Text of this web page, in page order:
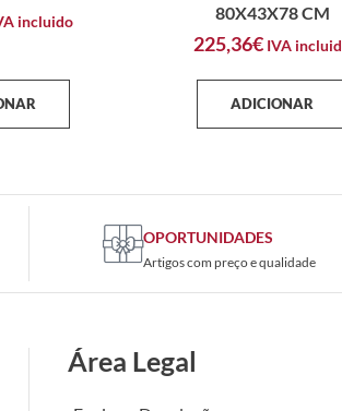
incluido
80X43X78 CM
225,36€ IVA
ADICIONAR
OPORTUNIDADES
Artigos com preço e qualidade
Área Legal